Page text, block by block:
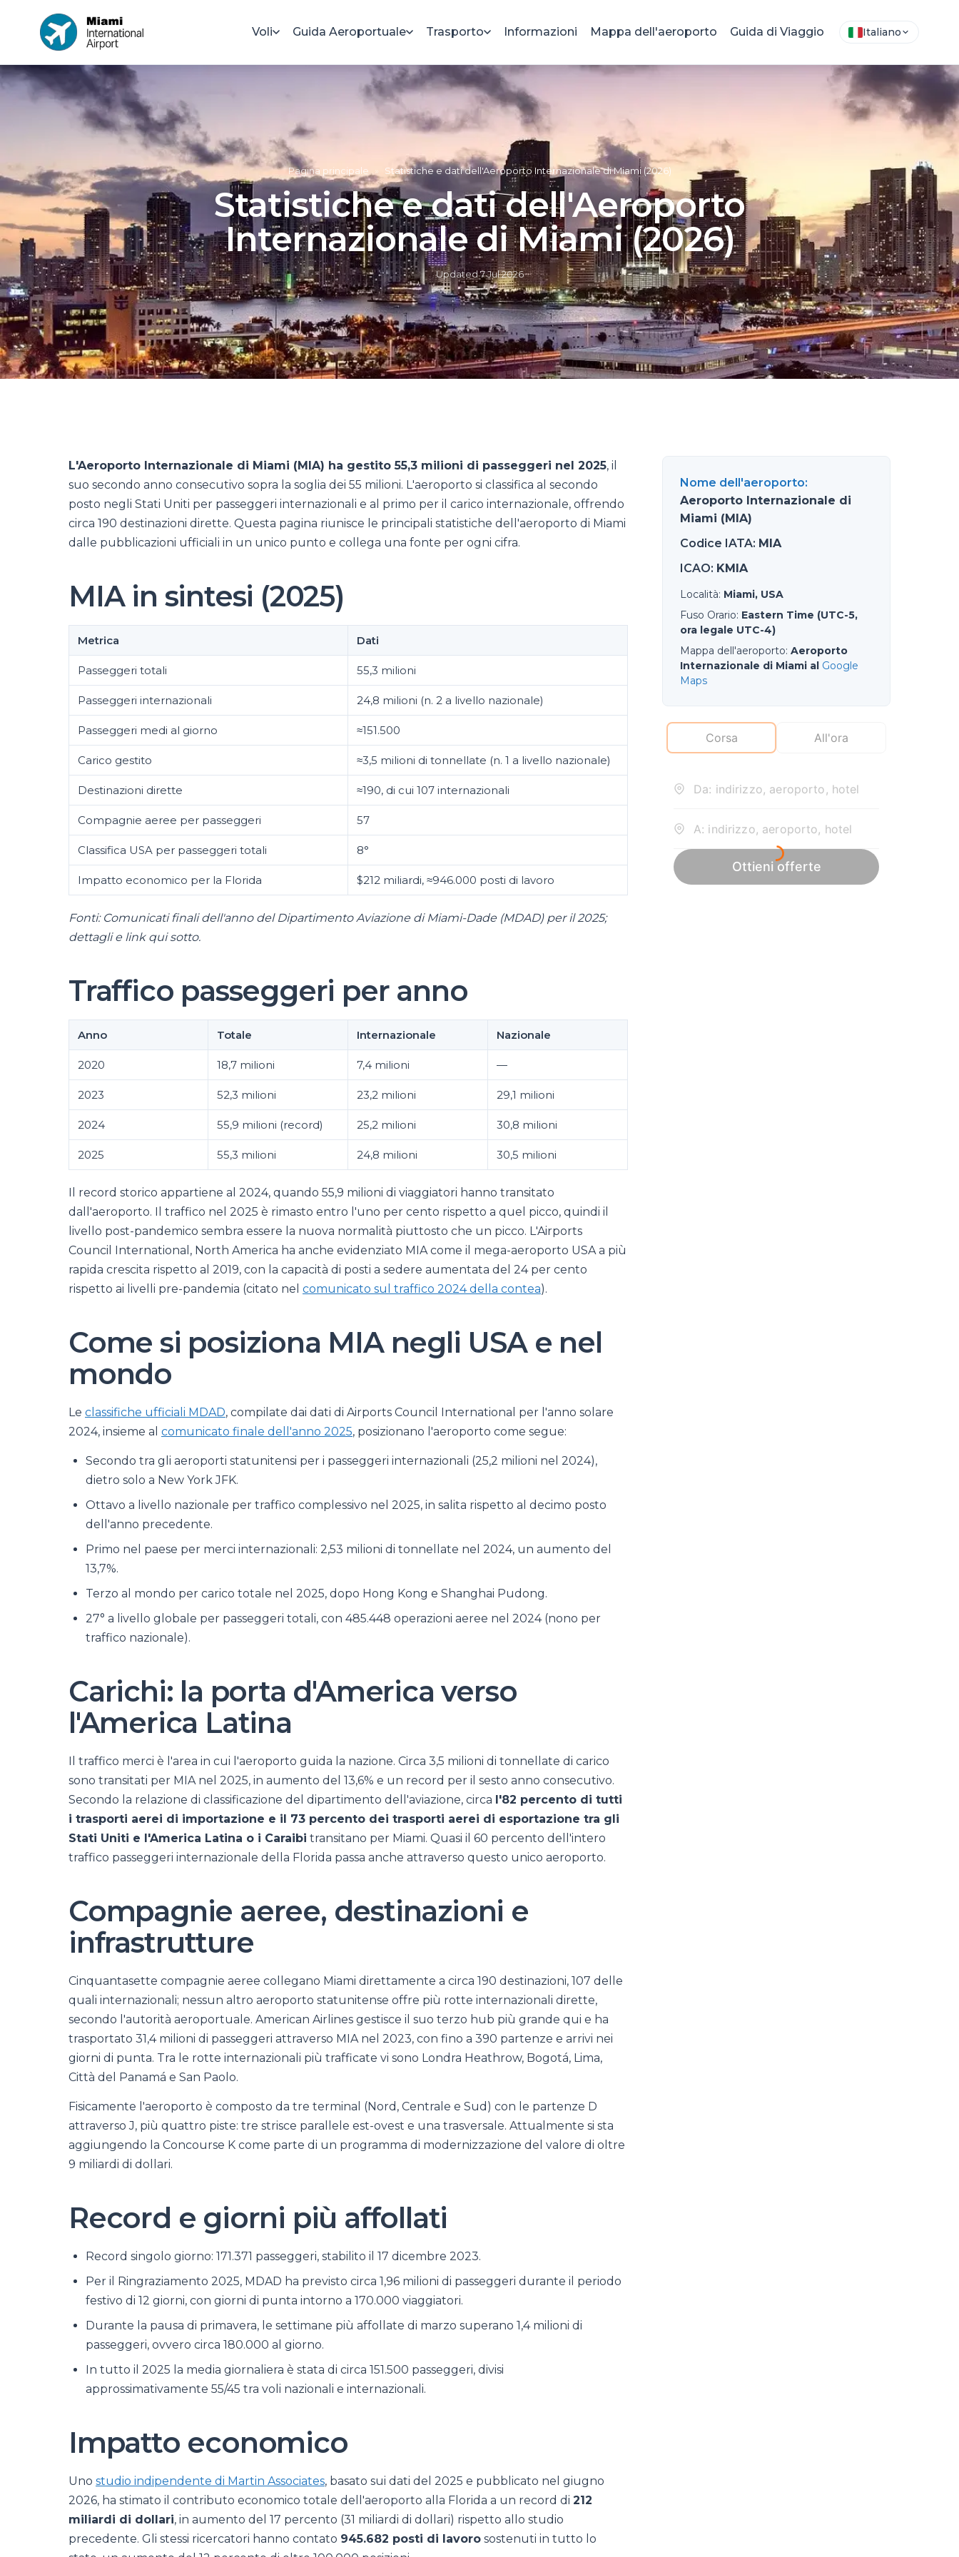
Voli Guida Aeroportuale Trasporto Informazioni Mappa dell'aeroporto Guida di Viaggio Italiano
Pagina principale Statistiche e dati dell'Aeroporto Internazionale di Miami (2026)
Statistiche e dati dell'Aeroporto
Internazionale di Miami (2026)
Updated7 Jul 2026
L'Aeroporto Internazionale di Miami (MIA) ha gestito 55,3 milioni di passeggeri nel 2025, il
suo secondo anno consecutivo sopra la soglia dei 55 milioni. L'aeroporto si classifica al secondo
posto negli Stati Uniti per passeggeri internazionali e al primo per il carico internazionale, offrendo
circa 190 destinazioni dirette. Questa pagina riunisce le principali statistiche dell'aeroporto di Miami
dalle pubblicazioni ufficiali in un unico punto e collega una fonte per ogni cifra.
MIA in sintesi (2025)
Metrica Dati
Passeggeri totali 55,3 milioni
Passeggeri internazionali 24,8 milioni (n. 2 a livello nazionale)
Passeggeri medi al giorno ≈151.500
Carico gestito ≈3,5 milioni di tonnellate (n. 1 a livello nazionale)
Destinazioni dirette ≈190, di cui 107 internazionali
Compagnie aeree per passeggeri 57
Classifica USA per passeggeri totali 8°
Impatto economico per la Florida $212 miliardi, ≈946.000 posti di lavoro
Fonti: Comunicati finali dell'anno del Dipartimento Aviazione di Miami-Dade (MDAD) per il 2025;
dettagli e link qui sotto.
Traffico passeggeri per anno
Anno Totale Internazionale Nazionale
2020 18,7 milioni 7,4 milioni —
2023 52,3 milioni 23,2 milioni 29,1 milioni
2024 55,9 milioni (record) 25,2 milioni 30,8 milioni
2025 55,3 milioni 24,8 milioni 30,5 milioni
Il record storico appartiene al 2024, quando 55,9 milioni di viaggiatori hanno transitato
dall'aeroporto. Il traffico nel 2025 è rimasto entro l'uno per cento rispetto a quel picco, quindi il
livello post-pandemico sembra essere la nuova normalità piuttosto che un picco. L'Airports
Council International, North America ha anche evidenziato MIA come il mega-aeroporto USA a più
rapida crescita rispetto al 2019, con la capacità di posti a sedere aumentata del 24 per cento
rispetto ai livelli pre-pandemia (citato nel comunicato sul traffico 2024 della contea).
Come si posiziona MIA negli USA e nel
mondo
Le classifiche ufficiali MDAD, compilate dai dati di Airports Council International per l'anno solare
2024, insieme al comunicato finale dell'anno 2025, posizionano l'aeroporto come segue:
Secondo tra gli aeroporti statunitensi per i passeggeri internazionali (25,2 milioni nel 2024),
dietro solo a New York JFK.
Ottavo a livello nazionale per traffico complessivo nel 2025, in salita rispetto al decimo posto
dell'anno precedente.
Primo nel paese per merci internazionali: 2,53 milioni di tonnellate nel 2024, un aumento del
13,7%.
Terzo al mondo per carico totale nel 2025, dopo Hong Kong e Shanghai Pudong.
27° a livello globale per passeggeri totali, con 485.448 operazioni aeree nel 2024 (nono per
traffico nazionale).
Carichi: la porta d'America verso
l'America Latina
Il traffico merci è l'area in cui l'aeroporto guida la nazione. Circa 3,5 milioni di tonnellate di carico
sono transitati per MIA nel 2025, in aumento del 13,6% e un record per il sesto anno consecutivo.
Secondo la relazione di classificazione del dipartimento dell'aviazione, circa l'82 percento di tutti
i trasporti aerei di importazione e il 73 percento dei trasporti aerei di esportazione tra gli
Stati Uniti e l'America Latina o i Caraibi transitano per Miami. Quasi il 60 percento dell'intero
traffico passeggeri internazionale della Florida passa anche attraverso questo unico aeroporto.
Compagnie aeree, destinazioni e
infrastrutture
Cinquantasette compagnie aeree collegano Miami direttamente a circa 190 destinazioni, 107 delle
quali internazionali; nessun altro aeroporto statunitense offre più rotte internazionali dirette,
secondo l'autorità aeroportuale. American Airlines gestisce il suo terzo hub più grande qui e ha
trasportato 31,4 milioni di passeggeri attraverso MIA nel 2023, con fino a 390 partenze e arrivi nei
giorni di punta. Tra le rotte internazionali più trafficate vi sono Londra Heathrow, Bogotá, Lima,
Città del Panamá e San Paolo.
Fisicamente l'aeroporto è composto da tre terminal (Nord, Centrale e Sud) con le partenze D
attraverso J, più quattro piste: tre strisce parallele est-ovest e una trasversale. Attualmente si sta
aggiungendo la Concourse K come parte di un programma di modernizzazione del valore di oltre
9 miliardi di dollari.
Record e giorni più affollati
Record singolo giorno: 171.371 passeggeri, stabilito il 17 dicembre 2023.
Per il Ringraziamento 2025, MDAD ha previsto circa 1,96 milioni di passeggeri durante il periodo
festivo di 12 giorni, con giorni di punta intorno a 170.000 viaggiatori.
Durante la pausa di primavera, le settimane più affollate di marzo superano 1,4 milioni di
passeggeri, ovvero circa 180.000 al giorno.
In tutto il 2025 la media giornaliera è stata di circa 151.500 passeggeri, divisi
approssimativamente 55/45 tra voli nazionali e internazionali.
Impatto economico
Uno studio indipendente di Martin Associates, basato sui dati del 2025 e pubblicato nel giugno
2026, ha stimato il contributo economico totale dell'aeroporto alla Florida a un record di 212
miliardi di dollari, in aumento del 17 percento (31 miliardi di dollari) rispetto allo studio
precedente. Gli stessi ricercatori hanno contato 945.682 posti di lavoro sostenuti in tutto lo
Nome dell'aeroporto:
Aeroporto Internazionale di
Miami (MIA)
Codice IATA: MIA
ICAO: KMIA
Località: Miami, USA
Fuso Orario: Eastern Time (UTC-5,
ora legale UTC-4)
Mappa dell'aeroporto: Aeroporto
Internazionale di Miami al Google
Maps